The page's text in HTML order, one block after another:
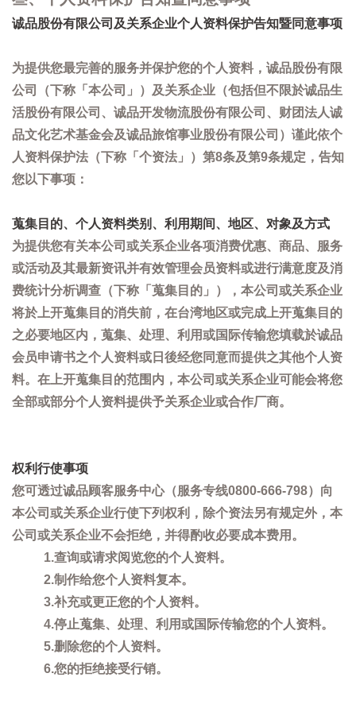
诚品股份有限公司及关系企业个人资料保护告知暨同意事项
为提供您最完善的服务并保护您的个人资料，诚品股份有限
公司（下称「本公司」）及关系企业（包括但不限於诚品生
活股份有限公司、诚品开发物流股份有限公司、财团法人诚
品文化艺术基金会及诚品旅馆事业股份有限公司）谨此依个
人资料保护法（下称「个资法」）第8条及第9条规定，告知
您以下事项：
蒐集目的、个人资料类别、利用期间、地区、对象及方式
为提供您有关本公司或关系企业各项消费优惠、商品、服务
或活动及其最新资讯并有效管理会员资料或进行满意度及消
费统计分析调查（下称「蒐集目的」），本公司或关系企业
将於上开蒐集目的消失前，在台湾地区或完成上开蒐集目的
之必要地区内，蒐集、处理、利用或国际传输您填载於诚品
会员申请书之个人资料或日後经您同意而提供之其他个人资
料。在上开蒐集目的范围内，本公司或关系企业可能会将您
全部或部分个人资料提供予关系企业或合作厂商。
权利行使事项
您可透过诚品顾客服务中心（服务专线0800-666-798）向
本公司或关系企业行使下列权利，除个资法另有规定外，本
公司或关系企业不会拒绝，并得酌收必要成本费用。
1.查询或请求阅览您的个人资料。
2.制作给您个人资料复本。
3.补充或更正您的个人资料。
4.停止蒐集、处理、利用或国际传输您的个人资料。
5.删除您的个人资料。
6.您的拒绝接受行销。